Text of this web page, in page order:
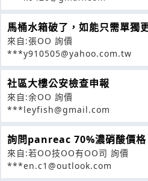
馬桶水箱破了，如能只需單獨
來自:張OO 詢價
***y910505@yahoo.com.tw
社區大樓公安檢查申報
來自:余OO 詢價
***leyfish@gmail.com
詢問panreac 70%濃硝酸價格
來自:若OO技OO有OO司 詢價
***en.c1@outlook.com